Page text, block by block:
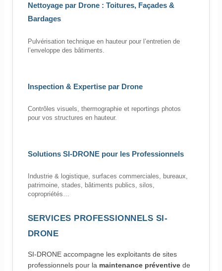
Nettoyage par Drone : Toitures, Façades &
Bardages
Pulvérisation technique en hauteur pour l’entretien de
l’enveloppe des bâtiments.
Inspection & Expertise par Drone
Contrôles visuels, thermographie et reportings photos
pour vos structures en hauteur.
Solutions SI-DRONE pour les Professionnels
Industrie & logistique, surfaces commerciales, bureaux,
patrimoine, stades, bâtiments publics, silos,
copropriétés…
SERVICES PROFESSIONNELS SI-
DRONE
SI-DRONE accompagne les exploitants de sites
professionnels pour la maintenance préventivede